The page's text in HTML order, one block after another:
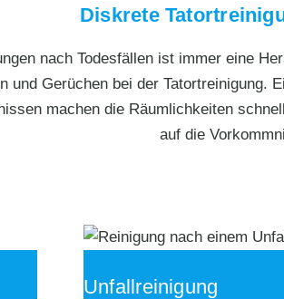
Diskrete
nach Todesfällen ist immer eine
und Gerüchen bei der Tatortreinigung.
machen die Räumlichkeiten
auf die
Unfallreinigung